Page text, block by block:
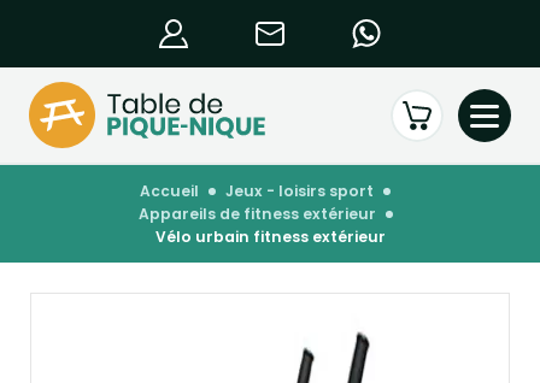
accueil
jeux - loisirs sport
appareils de fitness extérieur
vélo urbain fitness extérieur